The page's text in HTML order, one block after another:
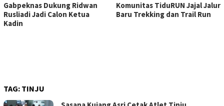
Gabpeknas Dukung Ridwan
Rusliadi Jadi Calon Ketua
Kadin
Komunitas TiduRUN Jajal Jalur
Baru Trekking dan Trail Run
TAG: TINJU